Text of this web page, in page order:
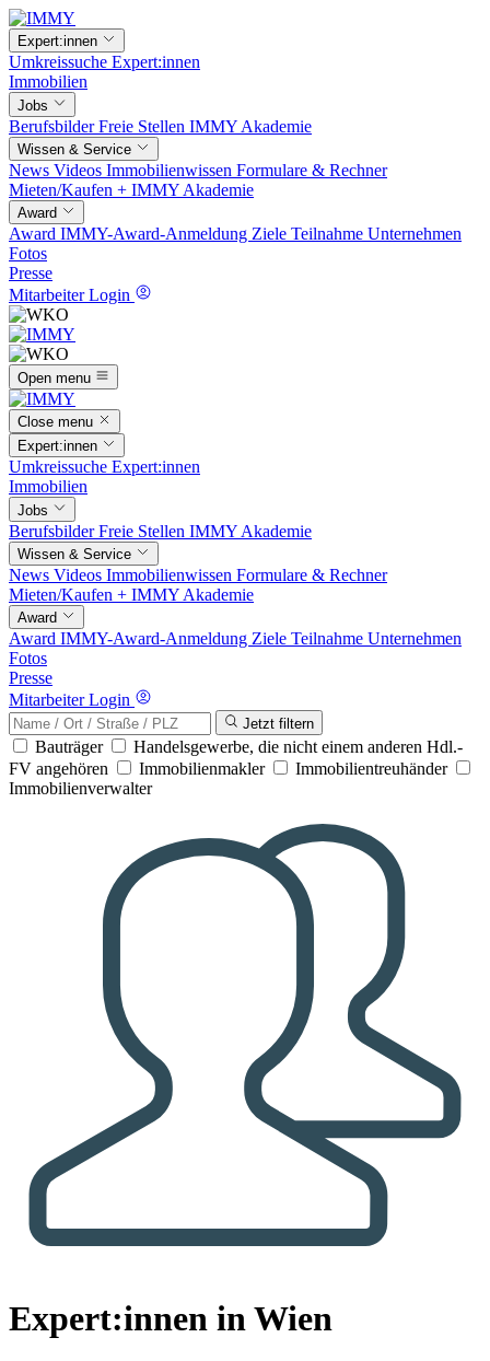
Expert:innen
Umkreissuche Expert:innen
Immobilien
Jobs
BerufsbilderFreie Stellen IMMY Akademie
Wissen & Service
News Videos Immobilienwissen Formulare & Rechner
Mieten/Kaufen + IMMY Akademie
Award
Award IMMY-Award-Anmeldung Ziele Teilnahme Unternehmen
Fotos
Presse
Mitarbeiter Login
Open menu
Close menu
Expert:innen
Umkreissuche Expert:innen
Immobilien
Jobs
BerufsbilderFreie Stellen IMMY Akademie
Wissen & Service
News Videos Immobilienwissen Formulare & Rechner
Mieten/Kaufen + IMMY Akademie
Award
Award IMMY-Award-Anmeldung Ziele Teilnahme Unternehmen
Fotos
Presse
Mitarbeiter Login
Jetzt filtern
Bauträger
Handelsgewerbe, die nicht einem anderen Hdl.-
FV angehören
Immobilienmakler
Immobilientreuhänder
Immobilienverwalter
Expert:innen in Wien